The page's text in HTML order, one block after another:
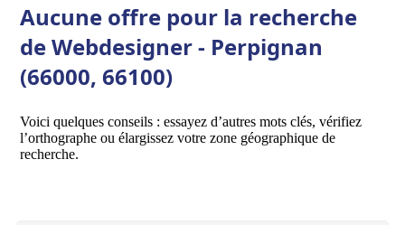
Aucune offre pour la recherche
de Webdesigner - Perpignan
(66000, 66100)
Voici quelques conseils : essayez d’autres mots clés, vérifiez
l’orthographe ou élargissez votre zone géographique de
recherche.